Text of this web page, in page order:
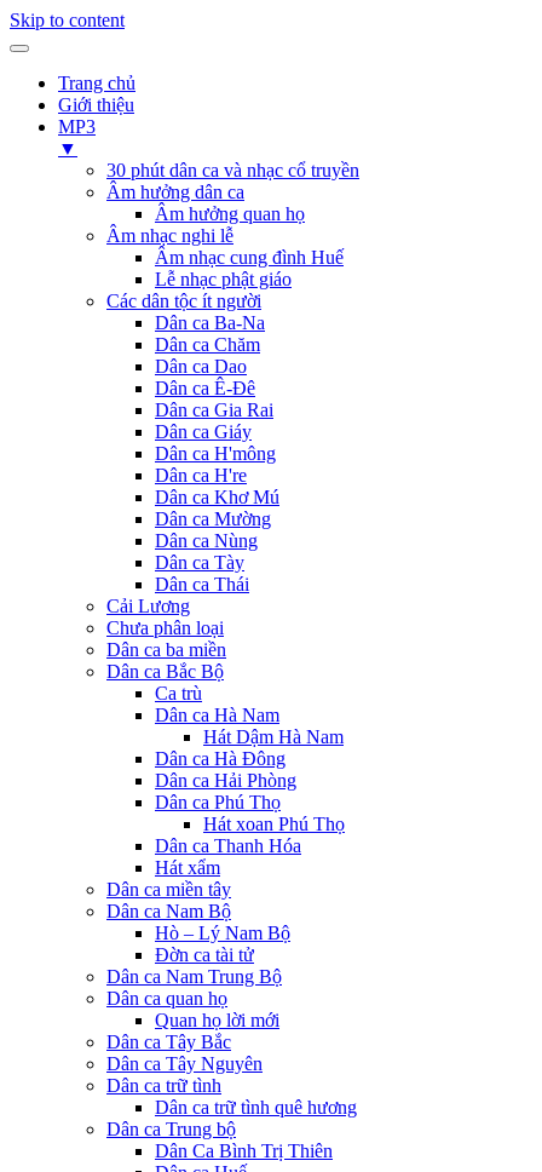
Skip to content
Trang chủ
Giới thiệu
MP3
▼
30 phút dân ca và nhạc cổ truyền
Âm hưởng dân ca
Âm hưởng quan họ
Âm nhạc nghi lễ
Âm nhạc cung đình Huế
Lễ nhạc phật giáo
Các dân tộc ít người
Dân ca Ba-Na
Dân ca Chăm
Dân ca Dao
Dân ca Ê-Đê
Dân ca Gia Rai
Dân ca Giáy
Dân ca H'mông
Dân ca H're
Dân ca Khơ Mú
Dân ca Mường
Dân ca Nùng
Dân ca Tày
Dân ca Thái
Cải Lương
Chưa phân loại
Dân ca ba miền
Dân ca Bắc Bộ
Ca trù
Dân ca Hà Nam
Hát Dậm Hà Nam
Dân ca Hà Đông
Dân ca Hải Phòng
Dân ca Phú Thọ
Hát xoan Phú Thọ
Dân ca Thanh Hóa
Hát xẩm
Dân ca miền tây
Dân ca Nam Bộ
Hò – Lý Nam Bộ
Đờn ca tài tử
Dân ca Nam Trung Bộ
Dân ca quan họ
Quan họ lời mới
Dân ca Tây Bắc
Dân ca Tây Nguyên
Dân ca trữ tình
Dân ca trữ tình quê hương
Dân ca Trung bộ
Dân Ca Bình Trị Thiên